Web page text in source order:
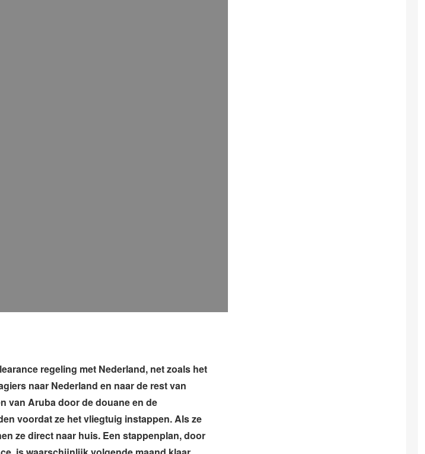
regeling met Nederland, net zoals het
naar Nederland en naar de rest van
van Aruba door de douane en de
voordat ze het vliegtuig instappen. Als ze
ze direct naar huis. Een stappenplan, door